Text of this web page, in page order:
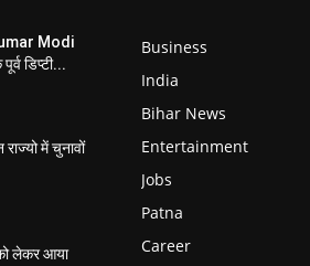
Modi
डिप्टी...
में चुनावों
लेकर आया
Business
India
Bihar News
Entertainment
Jobs
Patna
Career